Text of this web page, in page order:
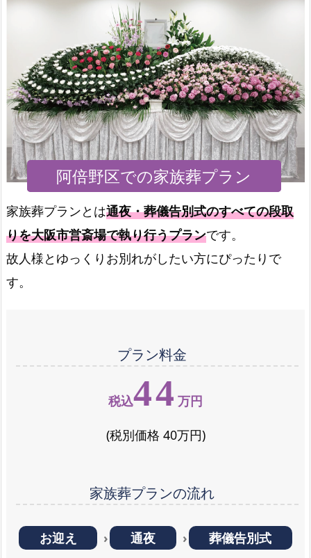
阿倍野区での家族葬プラン
家族葬プランとは通夜・葬儀告別式のすべての段取
りを大阪市営斎場で執り行うプランです。
故人様とゆっくりお別れがしたい方にぴったりで
す。
プラン料金
税込44万円
(税別価格 40万円)
家族葬プランの流れ
お迎え 通夜 葬儀告別式